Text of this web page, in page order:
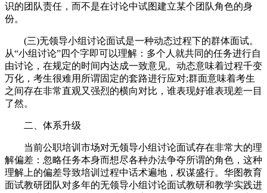
识的团队责任，而不是在讨论中试图建立某个团队角色的身
份。
(三)无领导小组讨论面试是一种动态过程下的群体面试。
从“小组讨论”四个字即可以理解：多个人就共同的任务进行自
由讨论，在规定的时间内达成一致意见。动态意味着过程千变
万化，考生很难用所谓固定的套路进行应对;群面意味着考生
之间存在非常直观又强烈的横向对比，谁表现好谁表现差一目
了然。
二、体系升级
当前公职培训市场对无领导小组讨论面试存在非常大的理
解偏差：忽略任务本身而想尽各种办法争夺所谓的角色，这种
理解上的偏差导致培训过程中话术遍地，权谋盛行。华图教育
面试教研团队对多年的无领导小组讨论面试教研和教学实践进